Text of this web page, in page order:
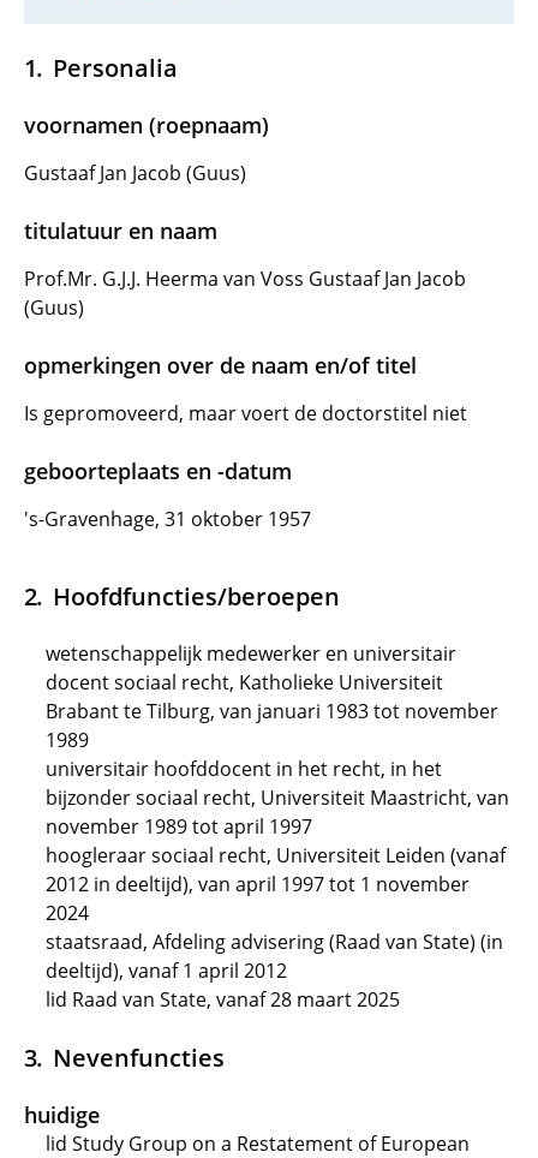
Personalia
voornamen (roepnaam)
Gustaaf Jan Jacob (Guus)
titulatuur en naam
Prof.Mr. G.J.J. Heerma van Voss Gustaaf Jan Jacob
(Guus)
opmerkingen over de naam en/of titel
Is gepromoveerd, maar voert de doctorstitel niet
geboorteplaats en -datum
's-Gravenhage, 31 oktober 1957
Hoofdfuncties/beroepen
wetenschappelijk medewerker en universitair
docent sociaal recht, Katholieke Universiteit
Brabant te Tilburg, van januari 1983 tot november
1989
universitair hoofddocent in het recht, in het
bijzonder sociaal recht, Universiteit Maastricht, van
november 1989 tot april 1997
hoogleraar sociaal recht, Universiteit Leiden (vanaf
2012 in deeltijd), van april 1997 tot 1 november
2024
staatsraad, Afdeling advisering (Raad van State) (in
deeltijd), vanaf 1 april 2012
lid Raad van State, vanaf 28 maart 2025
Nevenfuncties
huidige
lid Study Group on a Restatement of European